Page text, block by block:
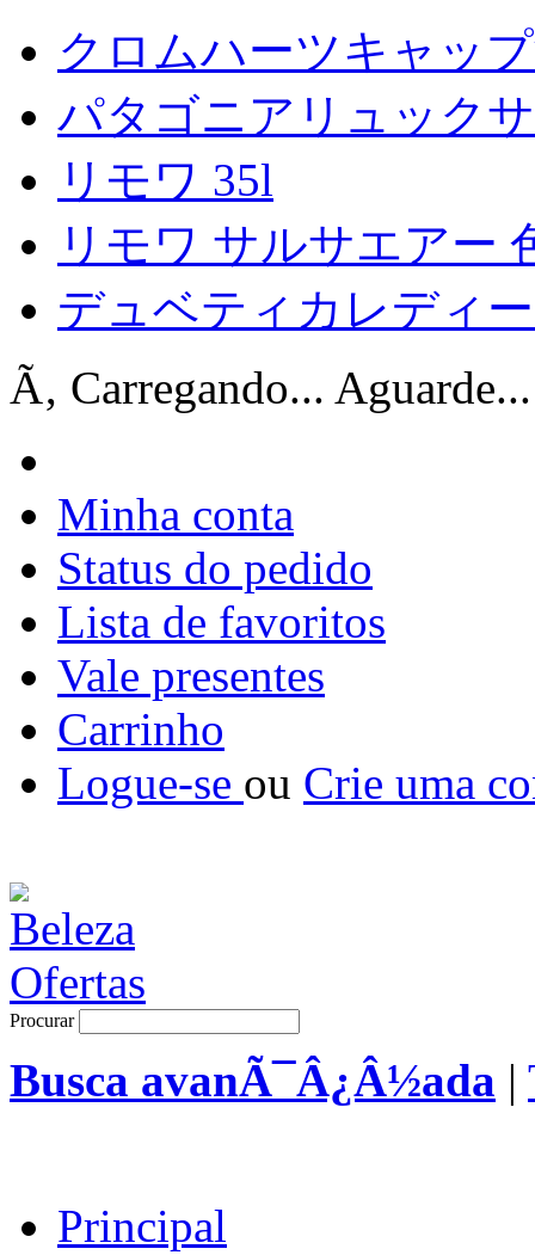
クロムハーツキャッ
パタゴニアリュック
リモワ 35l
リモワ サルサエアー
デュベティカレディ
Ã‚ Carregando... Aguarde...
Minha conta
Status do pedido
Lista de favoritos
Vale presentes
Carrinho
Logue-se ou Crie uma
Procurar
Busca avanÃ¯Â¿Â½ada |
Principal